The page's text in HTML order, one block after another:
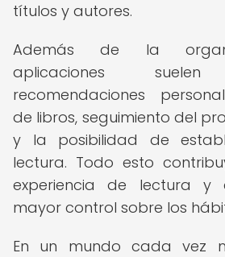
títulos y autores.
Además de la
aplicaciones suelen
recomendaciones
de libros, seguimiento del
y la posibilidad de
lectura. Todo esto
experiencia de lectura y
mayor control sobre los
En un mundo cada vez